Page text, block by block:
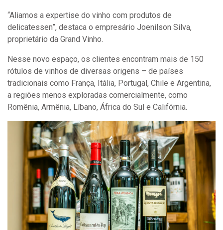
“Aliamos a expertise do vinho com produtos de
delicatessen”, destaca o empresário Joenilson Silva,
proprietário da Grand Vinho.
Nesse novo espaço, os clientes encontram mais de 150
rótulos de vinhos de diversas origens – de países
tradicionais como França, Itália, Portugal, Chile e Argentina,
a regiões menos exploradas comercialmente, como
Romênia, Armênia, Líbano, África do Sul e Califórnia.